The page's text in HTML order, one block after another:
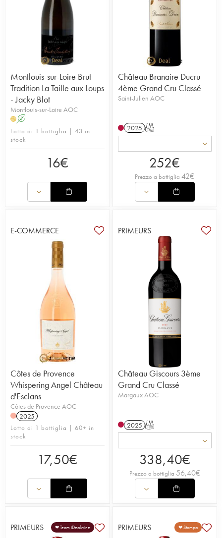
Montlouis-sur-Loire Brut
Tradition La Taille aux Loups
- Jacky Blot
Montlouis-sur-Loire AOC
H A
Lotto di 1 bottiglia | 43 in
stock
16€
Château Branaire Ducru
4ème Grand Cru Classé
Saint-Julien AOC
2025 T
252€
Prezzo a bottiglia 42€
E-COMMERCE
Côtes de Provence
Whispering Angel Château
d'Esclans
Côtes de Provence AOC
2025
Lotto di 1 bottiglia | 60+ in
stock
17,50€
PRIMEURS
Château Giscours 3ème
Grand Cru Classé
Margaux AOC
2025 T
338,40€
Prezzo a bottiglia 56,40€
PRIMEURS ❤ Team iDealwine PRIMEURS ❤ Stampa